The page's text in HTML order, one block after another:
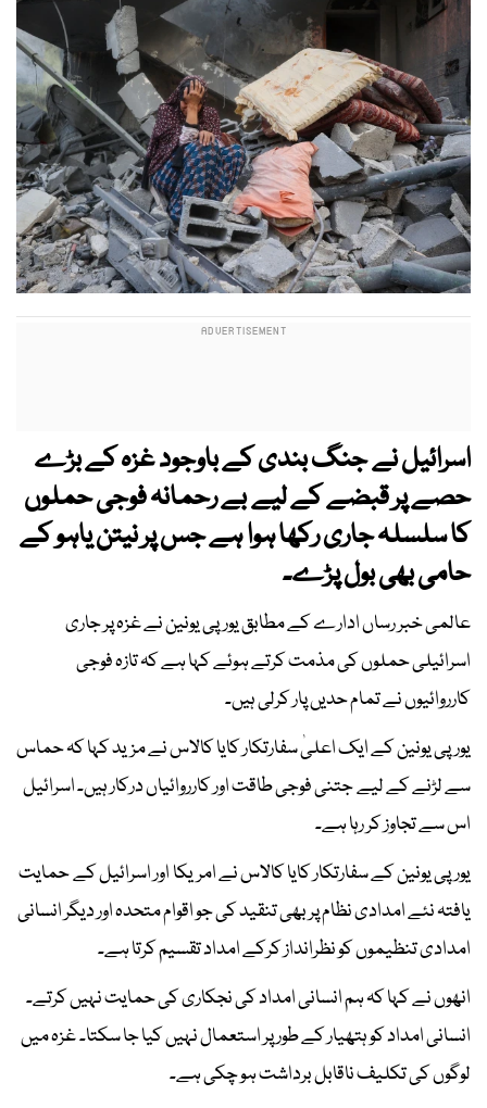
اسرائیل نے جنگ بندی کے باوجود غزہ کے بڑے
حصے پر قبضے کے لیے بے رحمانہ فوجی حملوں
کا سلسلہ جاری رکھا ہوا ہے جس پر نیتن یاہو کے
حامی بھی بول پڑے۔
عالمی خبر رساں ادارے کے مطابق یورپی یونین نے غزہ پر جاری
اسرائیلی حملوں کی مذمت کرتے ہوئے کہا ہے کہ تازہ فوجی
کارروائیوں نے تمام حدیں پار کرلی ہیں۔
یورپی یونین کے ایک اعلیٰ سفارتکار کایا کالاس نے مزید کہا کہ حماس
سے لڑنے کے لیے جتنی فوجی طاقت اور کارروائیاں درکار ہیں۔ اسرائیل
اس سے تجاوز کر رہا ہے۔
یورپی یونین کے سفارتکار کایا کالاس نے امریکا اور اسرائیل کے حمایت
یافتہ نئے امدادی نظام پر بھی تنقید کی جو اقوام متحدہ اور دیگر انسانی
امدادی تنظیموں کو نظرانداز کرکے امداد تقسیم کرتا ہے۔
انھوں نے کہا کہ ہم انسانی امداد کی نجکاری کی حمایت نہیں کرتے۔
انسانی امداد کو ہتھیار کے طور پر استعمال نہیں کیا جا سکتا۔ غزہ میں
لوگوں کی تکلیف ناقابل برداشت ہو چکی ہے۔